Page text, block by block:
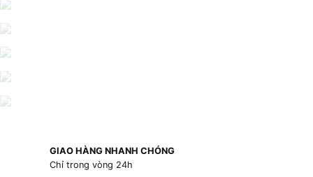
GIAO HÀNG NHANH CHÓNG
Chỉ trong vòng 24h